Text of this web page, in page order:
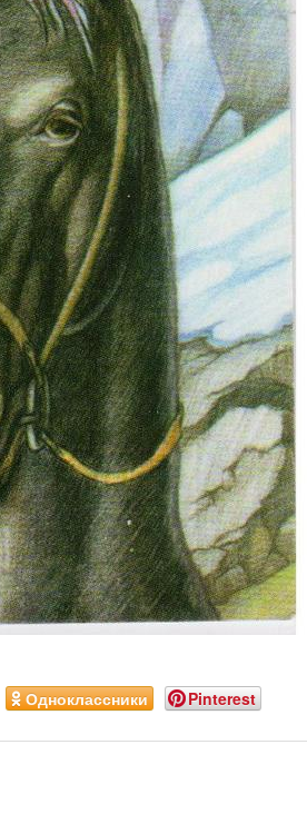
Одноклассники Pinterest